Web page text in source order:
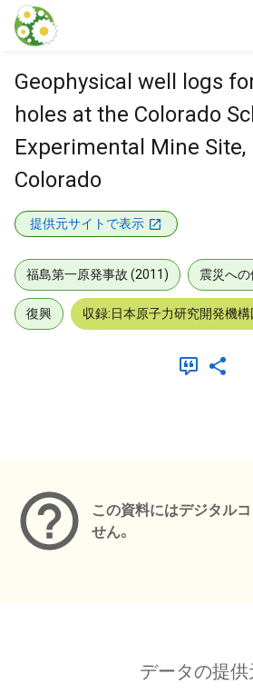
本文に飛ぶ
Geophysical well logs
holes at the Colorado
Experimental Mine Site,
Colorado
提供元サイトで表示
福島第一原発事故 (2011) 震災への
復興 収録:日本原子力研究開発機
この資料にはデジタル
せん。
データの提供